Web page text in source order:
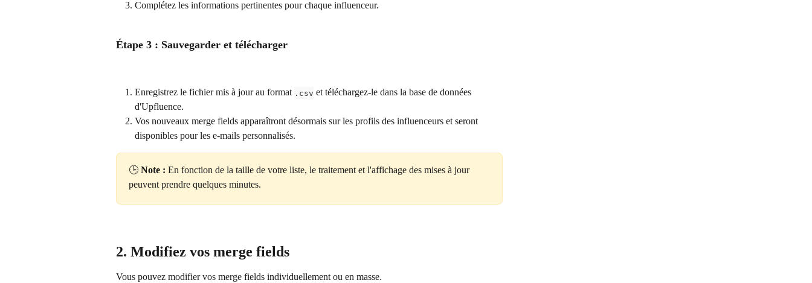
Complétez les informations pertinentes pour chaque influenceur.
Étape 3 : Sauvegarder et télécharger
Enregistrez le fichier mis à jour au format .csv et téléchargez-le dans la base de données
d'Upfluence.
Vos nouveaux merge fields apparaîtront désormais sur les profils des influenceurs et seront
disponibles pour les e-mails personnalisés.
🕒 Note : En fonction de la taille de votre liste, le traitement et l'affichage des mises à jour
peuvent prendre quelques minutes.
2. Modifiez vos merge fields
Vous pouvez modifier vos merge fields individuellement ou en masse.